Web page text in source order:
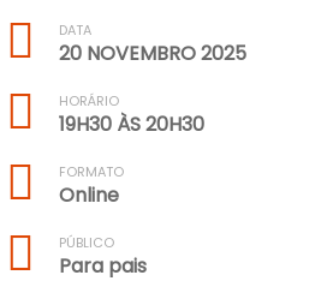
DATA
20 NOVEMBRO 2025
HORÁRIO
19H30 ÀS 20H30
FORMATO
Online
PÚBLICO
Para pais